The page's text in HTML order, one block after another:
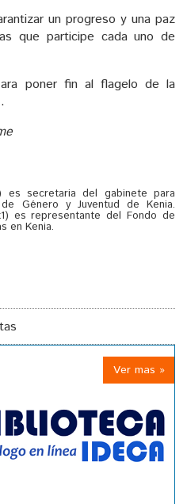
un progreso y una paz
que participe cada uno de
poner fin al flagelo de la
es secretaria del gabinete para
Género y Juventud de Kenia.
es representante del Fondo de
en Kenia.
Ver mas »